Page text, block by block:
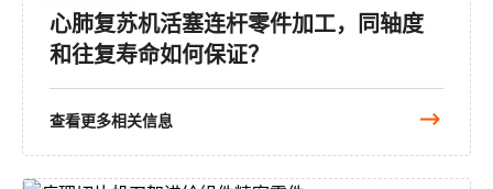
心肺复苏机活塞连杆零件加工，同轴度
和往复寿命如何保证？
查看更多相关信息